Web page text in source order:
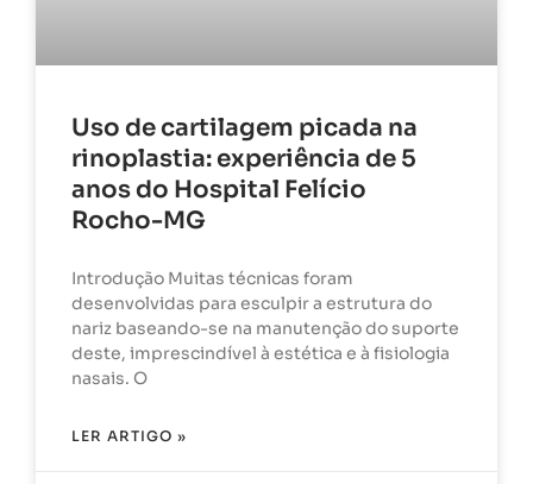
Uso de cartilagem picada na
rinoplastia: experiência de 5
anos do Hospital Felício
Rocho-MG
Introdução Muitas técnicas foram
desenvolvidas para esculpir a estrutura do
nariz baseando-se na manutenção do suporte
deste, imprescindível à estética e à fisiologia
nasais. O
LER ARTIGO »